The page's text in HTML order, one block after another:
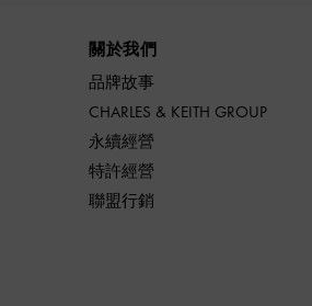
關於我們
品牌故事
CHARLES & KEITH GROUP
永續經營
特許經營
聯盟行銷